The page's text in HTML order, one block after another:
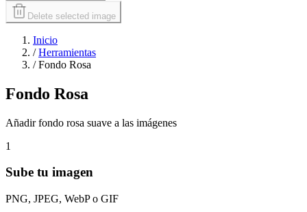
Delete selected image
Inicio
/ Herramientas
/ Fondo Rosa
Fondo Rosa
Añadir fondo rosa suave a las imágenes
1
Sube tu imagen
PNG, JPEG, WebP o GIF